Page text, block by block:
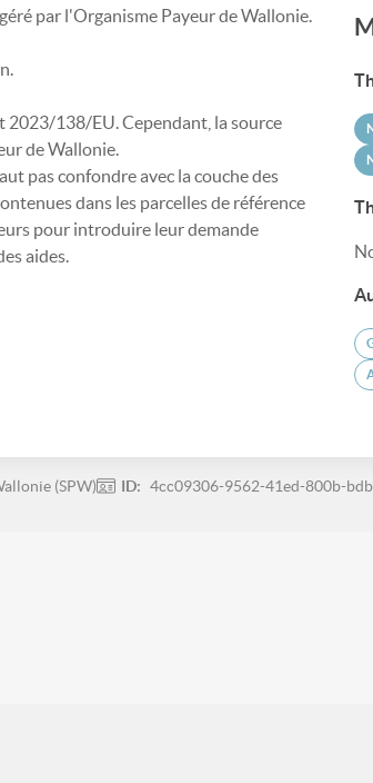
par l'Organisme Payeur de Wallonie.
2023/138/EU. Cependant, la source
de Wallonie.
pas confondre avec la couche des
dans les parcelles de référence
pour introduire leur demande
aides.
(SPW) ID: 4cc09306-9562-41ed-800b-